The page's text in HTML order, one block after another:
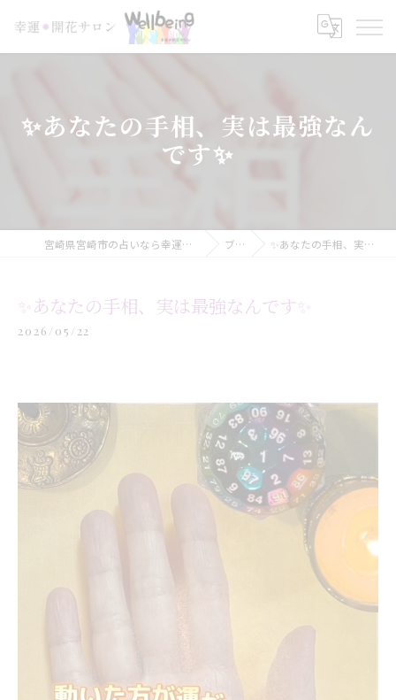
✨あなたの手相、実は最強なん
です✨
宮崎県宮崎市の占いなら幸運＊開花サロン Wellbeing ブログ ✨あなたの手相、実は最強なんです✨
✨あなたの手相、実は最強なんです✨
2026/05/22